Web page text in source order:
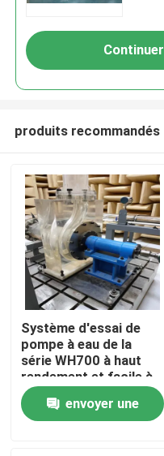
À la maison
Produits
Continuer
produits recommandés
Système d'essai de
pompe à eau de la
série WH700 à haut
rendement et facile à
utiliser
envoyer une